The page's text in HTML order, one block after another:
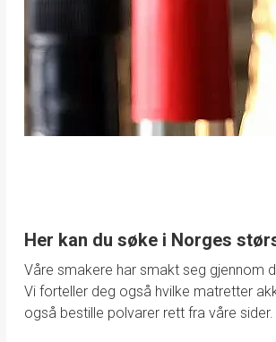
Her kan du søke i Norges
Våre smakere har smakt seg gjennom
Vi forteller deg også hvilke matretter
også bestille polvarer rett fra våre sider.